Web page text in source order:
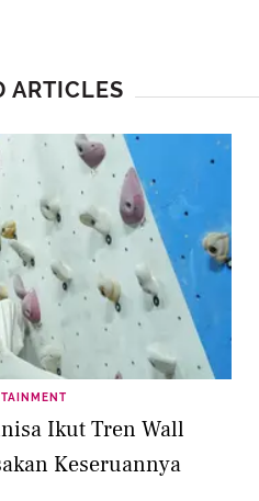
ARTICLES
Ikut Tren Wall
Keseruannya